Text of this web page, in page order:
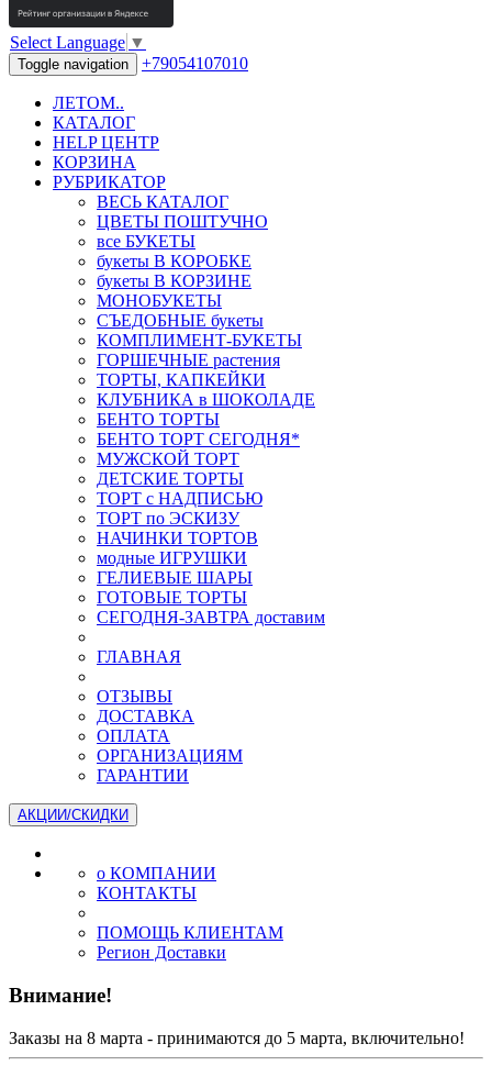
Select Language ▼
Toggle navigation +79054107010
ЛЕТОМ..
КАТАЛОГ
HELP ЦЕНТР
КОРЗИНА
РУБРИКАТОР
ВЕСЬ КАТАЛОГ
ЦВЕТЫ ПОШТУЧНО
все БУКЕТЫ
букеты В КОРОБКЕ
букеты В КОРЗИНЕ
МОНОБУКЕТЫ
СЪЕДОБНЫЕ букеты
КОМПЛИМЕНТ-БУКЕТЫ
ГОРШЕЧНЫЕ растения
ТОРТЫ, КАПКЕЙКИ
КЛУБНИКА в ШОКОЛАДЕ
БЕНТО ТОРТЫ
БЕНТО ТОРТ СЕГОДНЯ*
МУЖСКОЙ ТОРТ
ДЕТСКИЕ ТОРТЫ
ТОРТ с НАДПИСЬЮ
ТОРТ по ЭСКИЗУ
НАЧИНКИ ТОРТОВ
модные ИГРУШКИ
ГЕЛИЕВЫЕ ШАРЫ
ГОТОВЫЕ ТОРТЫ
СЕГОДНЯ-ЗАВТРА доставим
ГЛАВНАЯ
ОТЗЫВЫ
ДОСТАВКА
ОПЛАТА
ОРГАНИЗАЦИЯМ
ГАРАНТИИ
АКЦИИ/СКИДКИ
о КОМПАНИИ
КОНТАКТЫ
ПОМОЩЬ КЛИЕНТАМ
Регион Доставки
Внимание!
Заказы на 8 марта - принимаются до 5 марта, включительно!